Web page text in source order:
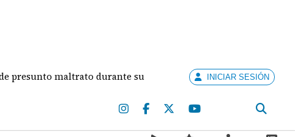
maltrato durante su relación Concurso Artistas
INICIAR SESIÓN